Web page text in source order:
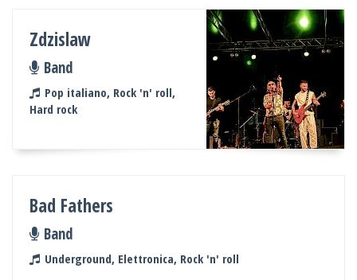
Zdzislaw
Band
Pop italiano, Rock 'n' roll,
Hard rock
Bad Fathers
Band
Underground, Elettronica, Rock 'n' roll